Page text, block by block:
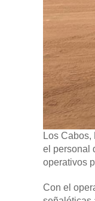
Los Cabos,
el personal
operativos
Con el